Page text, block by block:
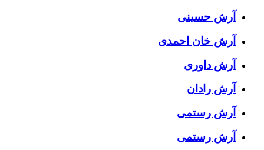
آرش حسینی
آرش خان احمدی
آرش داوری
آرش رادان
آرش رستمى
آرش رستمی